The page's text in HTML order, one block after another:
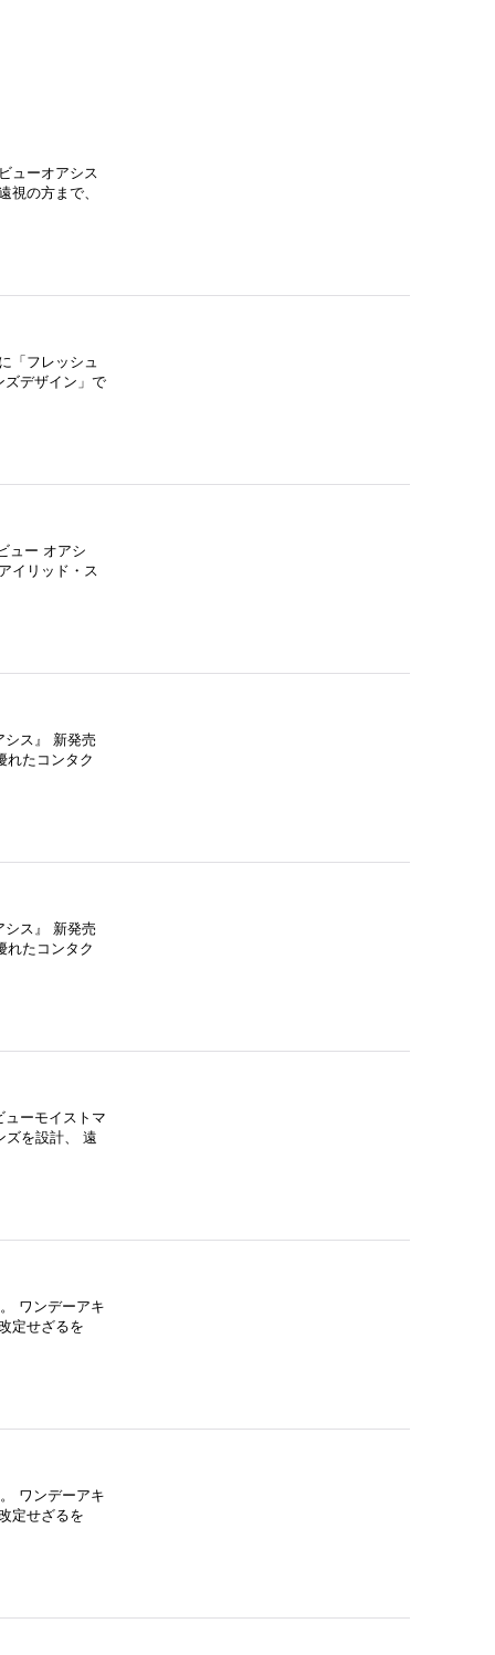
ューオアシス
視の方まで、
「フレッシュ
ズデザイン」で
ュー オアシ
イリッド・ス
シス』 新発売
れたコンタク
シス』 新発売
れたコンタク
ーモイストマ
ズを設計、 遠
ワンデーアキ
定せざるを
ワンデーアキ
定せざるを